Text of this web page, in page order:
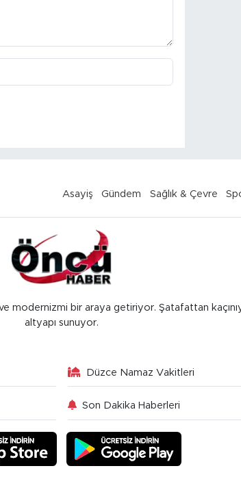
Asayiş Gündem Sağlık & Çevre
modernizmi bir araya getiriyor. Şatafattan
altyapı sunuyor.
Düzce Namaz Vakitleri
Son Dakika Haberleri